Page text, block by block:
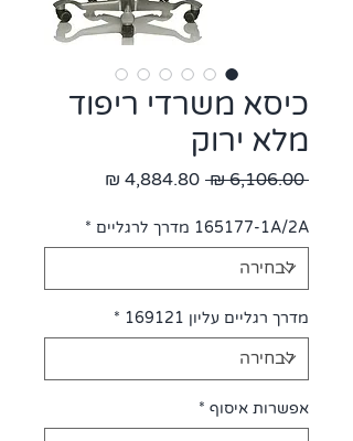
כיסא משרדי ריפוד
מלא ירוק
‏6,106.00 ‏₪
מחיר
165177-1A/2A מדרך לרגליים *
מדרך רגליים עליון 169121 *
אפשרות איסוף *